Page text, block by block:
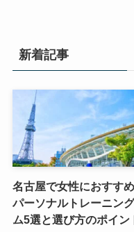
新着記事
名古屋で女性におすす
パーソナルトレーニン
ム5選と選び方のポイン